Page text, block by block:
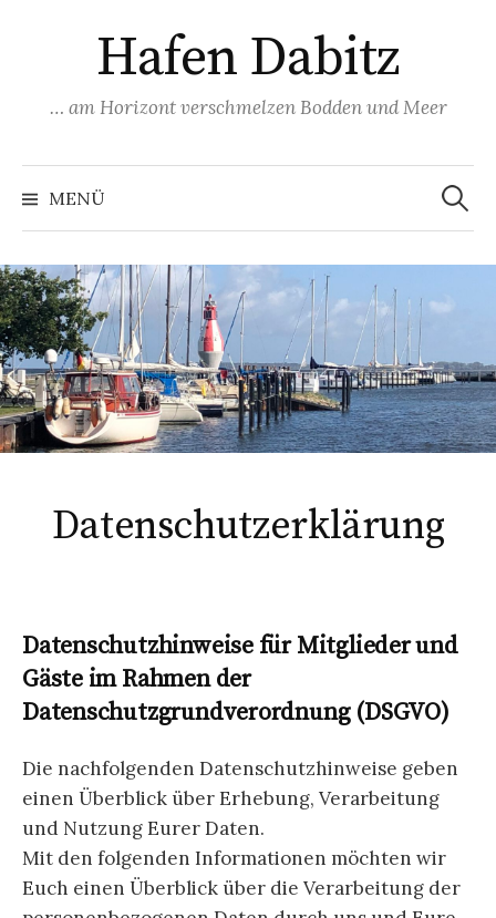
Hafen Dabitz
… am Horizont verschmelzen Bodden und Meer
MENÜ
Suchen
nach:
Datenschutzerklärung
Datenschutzhinweise für Mitglieder und
Gäste im Rahmen der
Datenschutzgrundverordnung (DSGVO)
Die nachfolgenden Datenschutzhinweise geben
einen Überblick über Erhebung, Verarbeitung
und Nutzung Eurer Daten.
Mit den folgenden Informationen möchten wir
Euch einen Überblick über die Verarbeitung der